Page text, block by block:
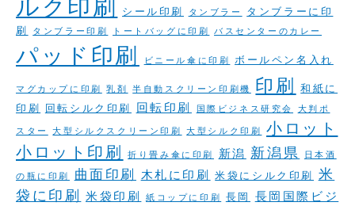
シール印刷 タンブラー
タンブラーに印
刷
タンブラー印刷 トートバッグに印刷 バスセンターのカレー
パッド印刷 ビニール傘に印刷 ボールペン名入れ
マグカップに印刷 乳剤 半自動スクリーン印刷機 印刷 和紙に
印刷 回転シルク印刷 回転印刷 国際ビジネス研究会
大判ポ
スター
大型シルクスクリーン印刷 大型シルク印刷 小ロット
小ロット印刷
折り畳み傘に印刷 新潟 新潟県
日本酒
の瓶に印刷
曲面印刷 木札に印刷 米袋にシルク印刷 米
袋に印刷 米袋印刷 紙コップに印刷 長岡
長岡国際ビジ